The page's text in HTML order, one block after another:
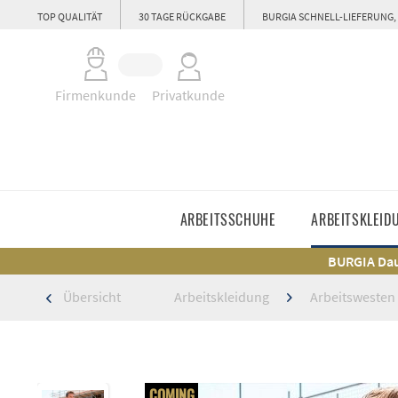
TOP QUALITÄT 30 TAGE RÜCKGABE BURGIA SCHNELL-
Firmenkunde Privatkunde
ARBEITSSCHUHE
BURGIA
Übersicht
Arbeitskleidung Arbeitswesten